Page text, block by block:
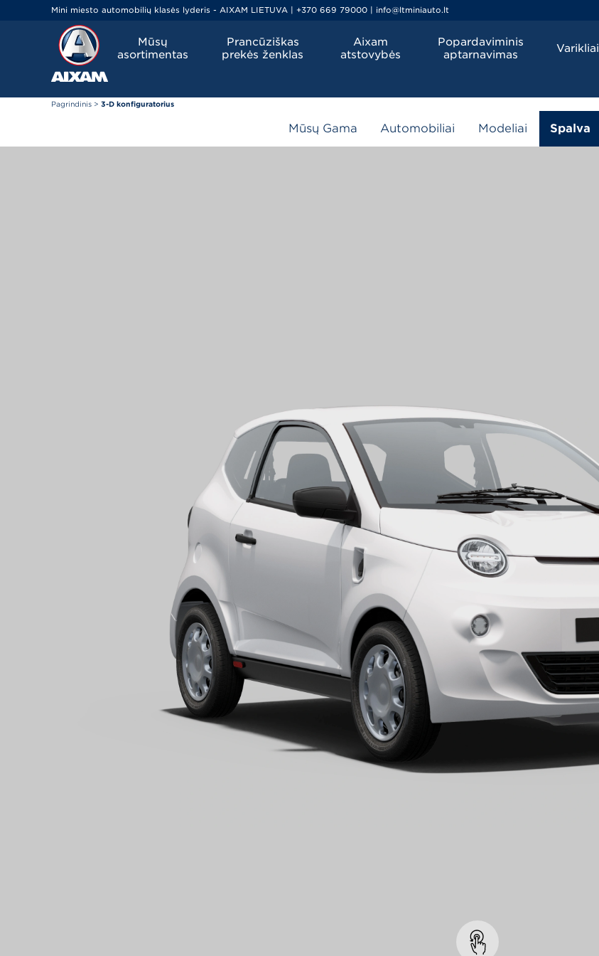
Mini miesto automobilių klasės lyderis - AIXAM LIETUVA | +370 669 79000 | info@ltminiauto.lt
Mūsų
asortimentas
Prancūziškas
prekės ženklas
Aixam
atstovybės
Popardaviminis
aptarnavimas
Varikliai
Pagrindinis > 3-D konfiguratorius
3-D konfiguratorius
Mūsų Gama Automobiliai Modeliai Spalva